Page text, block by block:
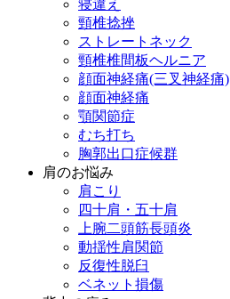
寝違え
頸椎捻挫
ストレートネック
頸椎椎間板ヘルニア
顔面神経痛(三叉神経痛)
顔面神経痛
顎関節症
むち打ち
胸郭出口症候群
肩のお悩み
肩こり
四十肩・五十肩
上腕二頭筋長頭炎
動揺性肩関節
反復性脱臼
ベネット損傷